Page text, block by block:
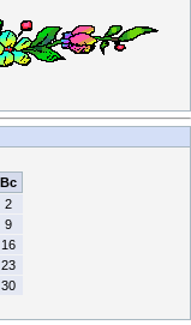
Вс
2
9
16
23
30